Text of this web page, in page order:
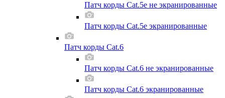
Патч корды Cat.5e не экранированные
Патч корды Cat.5e экранированные
Патч корды Cat.6
Патч корды Cat.6 не экранированные
Патч корды Cat.6 экранированные